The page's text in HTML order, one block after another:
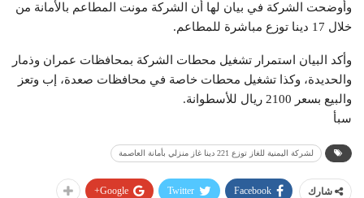
وأوضحت الشركة في بيان لها أن الشركة مونت المطاعم بالأمانة من
خلال 17 دينا توزع مباشرة للمطاعم.
وأكد البيان استمرار تشغيل محطات الشركة بمحافظات عمران وذمار
والحديدة، وكذا تشغيل محطات خاصة في محافظات صعدة، إب وتعز
والبيع بسعر 2100 ريال للأسطوانة.
سبأ
لشركة اليمنية للغاز توزع 221 دينا غاز منزلي بأمانة العاصمة
شارك Facebook
Twitter
Google+